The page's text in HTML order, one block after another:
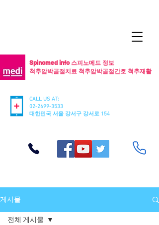
CALL US AT:
02-2699-3533
​대한민국 서울 강서구 강서로 154
Spinomed info 스피노메드 정보
척추압박골절치료 척추압박골절간호 척추재활
게시물
전체 게시물